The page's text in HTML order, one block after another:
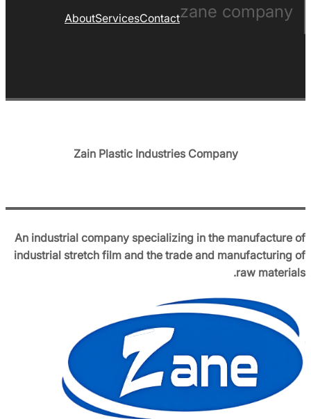
zane company
Contact
Services
About
Zain Plastic Industries Company
An industrial company specializing in the manufacture of
industrial stretch film and the trade and manufacturing of
raw materials.